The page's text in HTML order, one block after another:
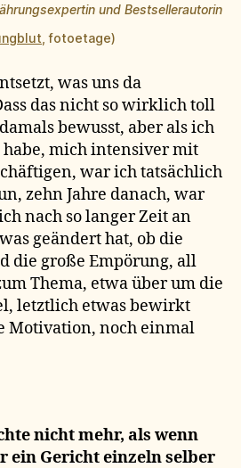
und Bestsellerautorin
, fotoetage)
was uns da
das nicht so wirklich toll
bewusst, aber als ich
mich intensiver mit
war ich tatsächlich
zehn Jahre danach, war
nach so langer Zeit an
geändert hat, ob die
die große Empörung, all
Thema, etwa über um die
letztlich etwas bewirkt
Motivation, noch einmal
nicht mehr, als wenn
ein Gericht einzeln selber